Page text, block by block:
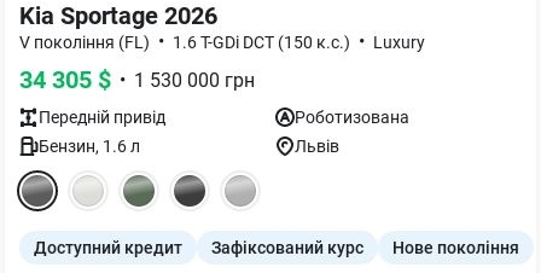
Kia Sportage 2026
V покоління (FL) • 1.6 T-GDi DCT (150 к.с.) • Luxury
34 305 $ • 1 530 000 грн
Передній привід
Роботизована
Бензин, 1.6л Львів
Доступний кредит Зафіксований курс Нове покоління